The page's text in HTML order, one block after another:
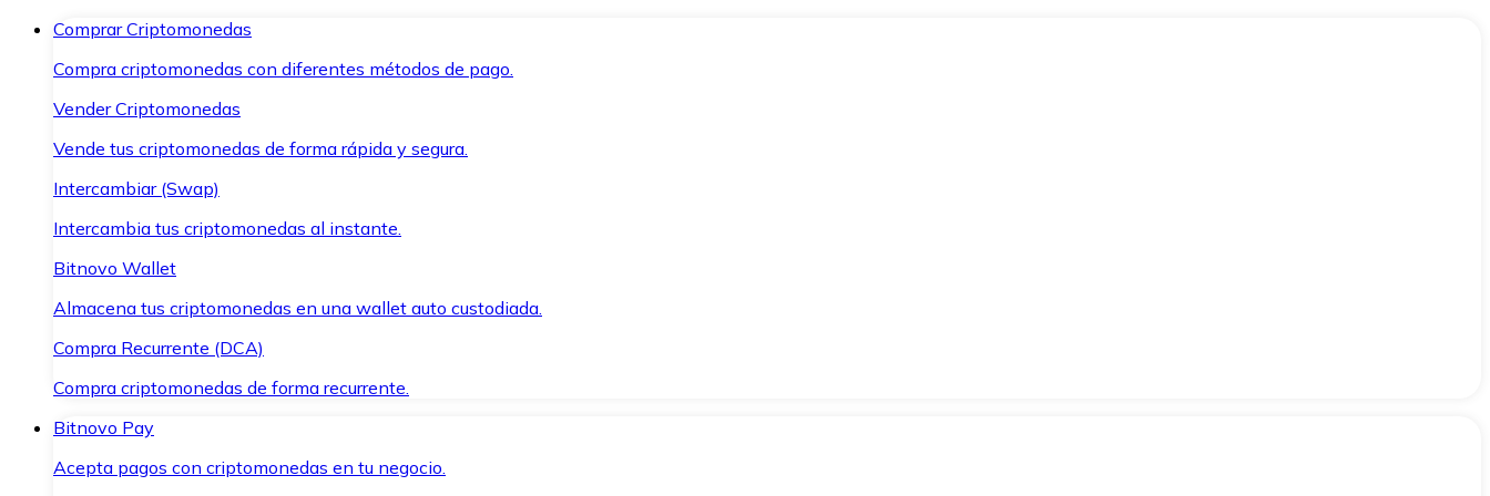
Comprar Criptomonedas
Compra criptomonedas con diferentes métodos de pago.
Vender Criptomonedas
Vende tus criptomonedas de forma rápida y segura.
Intercambiar (Swap)
Intercambia tus criptomonedas al instante.
Bitnovo Wallet
Almacena tus criptomonedas en una wallet auto custodiada.
Compra Recurrente (DCA)
Compra criptomonedas de forma recurrente.
Bitnovo Pay
Acepta pagos con criptomonedas en tu negocio.